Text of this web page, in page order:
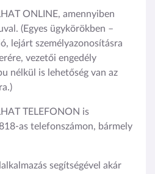
ONLINE, amennyiben
(Egyes ügykörökben –
lejárt személyazonosításra
vezetői engedély
nélkül is lehetőség van az
TELEFONON is
as telefonszámon, bármely
segítségével akár